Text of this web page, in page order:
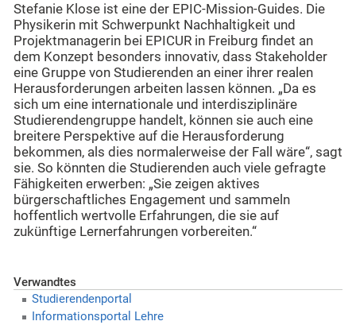
Stefanie Klose ist eine der EPIC-Mission-Guides. Die
Physikerin mit Schwerpunkt Nachhaltigkeit und
Projektmanagerin bei EPICUR in Freiburg findet an
dem Konzept besonders innovativ, dass Stakeholder
eine Gruppe von Studierenden an einer ihrer realen
Herausforderungen arbeiten lassen können. „Da es
sich um eine internationale und interdisziplinäre
Studierendengruppe handelt, können sie auch eine
breitere Perspektive auf die Herausforderung
bekommen, als dies normalerweise der Fall wäre“, sagt
sie. So könnten die Studierenden auch viele gefragte
Fähigkeiten erwerben: „Sie zeigen aktives
bürgerschaftliches Engagement und sammeln
hoffentlich wertvolle Erfahrungen, die sie auf
zukünftige Lernerfahrungen vorbereiten.“
Verwandtes
Studierendenportal
Informationsportal Lehre